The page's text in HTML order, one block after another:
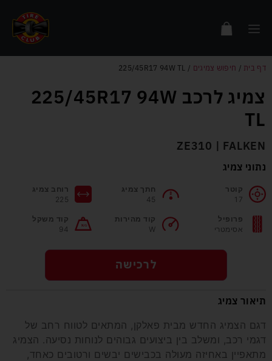
דף בית / חיפוש צמיגים /
225/45R17 94W TL
צמיג לרכב 225/45R17 94W
TL
ZE310 | FALKEN
נתוני צמיג
קוטר
17
חתך צמיג
45
רוחב צמיג
225
פרופיל
אסימטרי
קוד מהירות
W
קוד משקל
94
לרכישה
תיאור צמיג
דגם הצמיג החדש מבית פאלקן, המתאים לטווח רחב של
דגמי רכב, ומשלב בין ביצועים גבוהים לנוחות נסיעה. הצמיג
מתאפיין באחיזה מעולה בכבישים יבשים ורטובים כאחד,